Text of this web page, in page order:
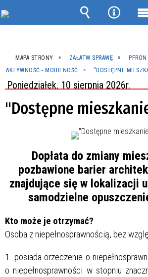
Poniedziałek, 10 sierpnia 2026r.
MAPA STRONY ZAŁATW SPRAWĘ PFRON
AKTYWNOŚĆ - MOBILNOŚĆ
"DOSTĘPNE
"Dostępne
Dopłata do zmiany
pozbawione barier
znajdujące się w lokalizacji
samodzielne
Kto może je otrzymać?
Osoba z niepełnosprawnością, bez
1. posiada orzeczenie o
o niepełnosprawności w stopniu
Wyszukiwarka